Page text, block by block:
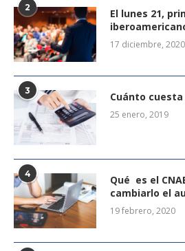
2
El lunes 21,
17 diciembre, 2020
3 Cuánto cuesta
25 enero, 2019
4
Qué es el
cambiarlo el
19 febrero, 2020